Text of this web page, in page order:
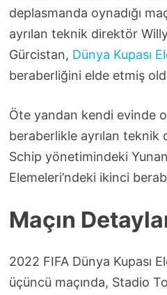
deplasmanda oynadığı
ayrılan teknik direktör
Gürcistan, Dünya Kupası
beraberliğini elde etmiş
Öte yandan kendi evinde
beraberlikle ayrılan teknik
Schip yönetimindeki
Elemeleri’ndeki ikinci
Maçın
2022 FIFA Dünya Kupası
üçüncü maçında, Stadio